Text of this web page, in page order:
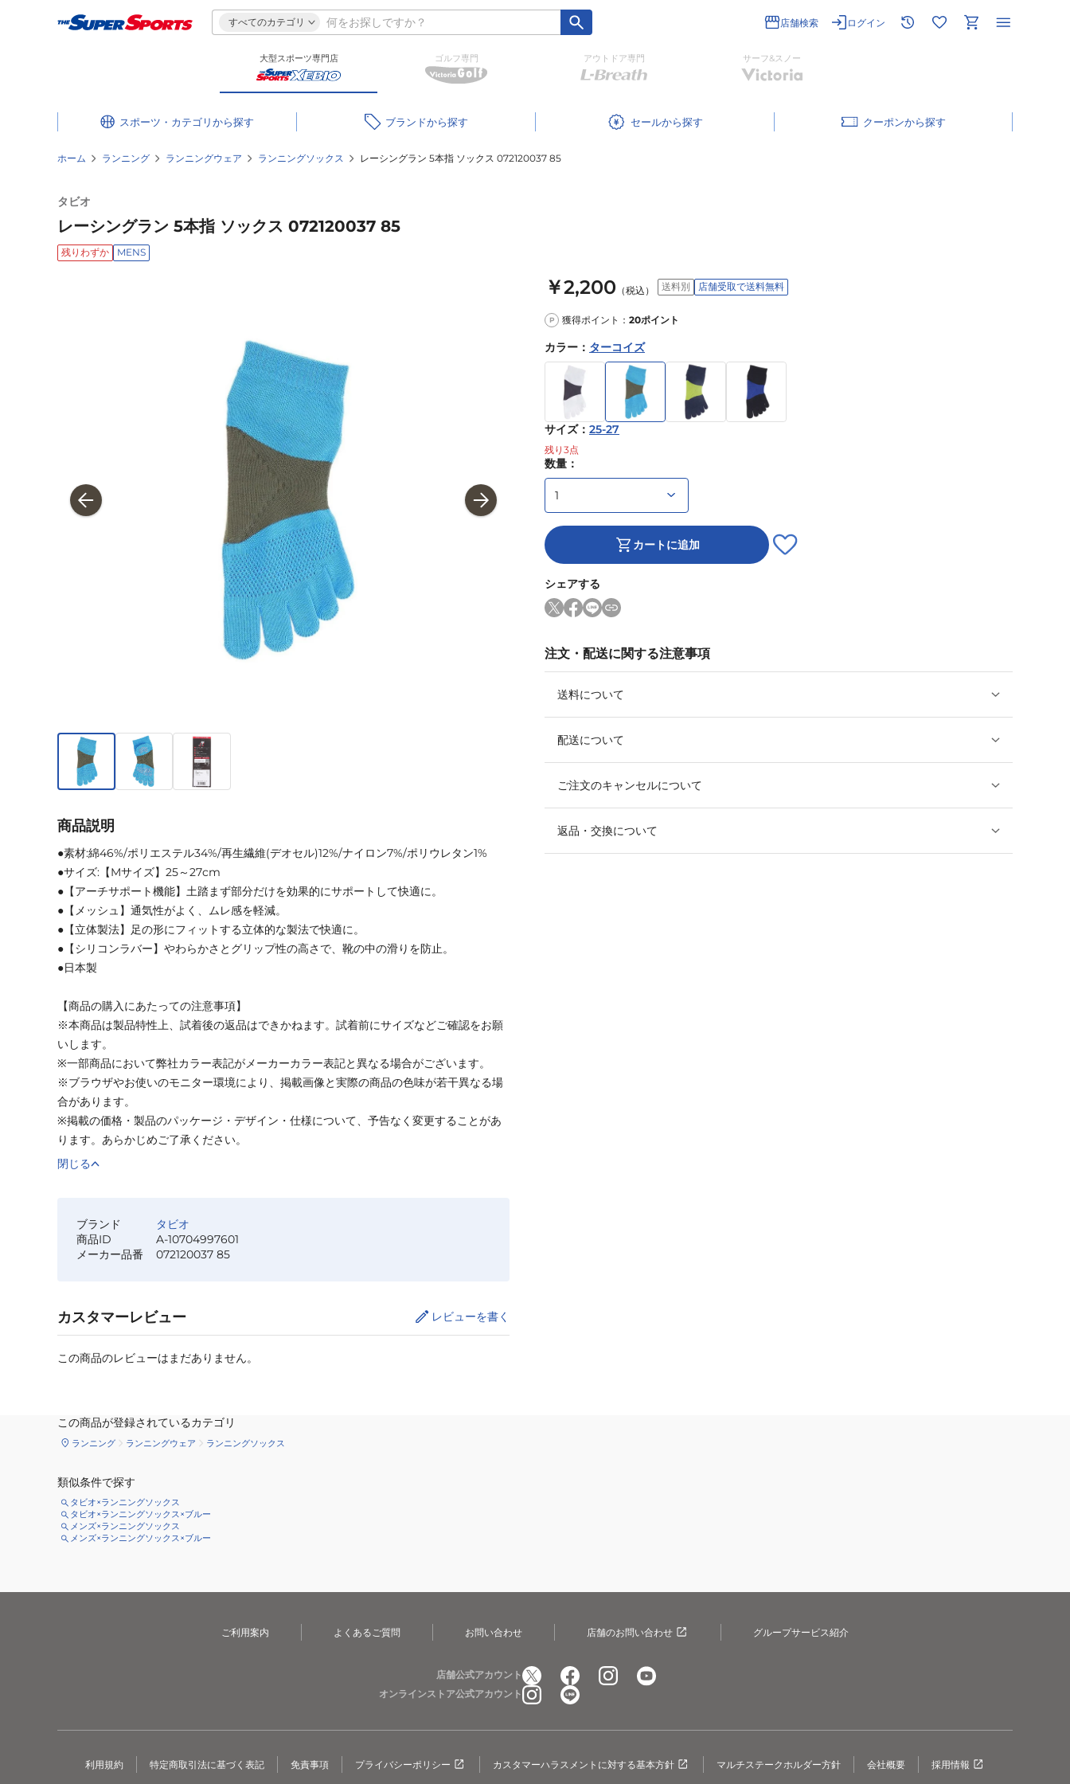
すべてのカテゴリ 店舗検索 ログイン
大型スポーツ専門店 ゴルフ専門 アウトドア専門 サーフ&スノー
スポーツ・カテゴリ ブランド セール クーポン
ホーム ランニング ランニングウェア ランニングソックス レーシングラン 5本指 ソックス 072120037 85
タビオ
レーシングラン 5本指 ソックス 072120037 85
残りわずか MENS
￥2,200 （税込） 送料別 店舗受取で送料無料
P 獲得ポイント： 20ポイント
カラー ： ターコイズ
サイズ： 25-27
残り 3点
数量：
カートに追加
シェアする
注文・配送に関する注意事項
送料について
配送について
ご注文のキャンセルについて
返品・交換について
商品説明
●素材:綿46%/ポリエステル34%/再生繊維(デオセル)12%/ナイロン7%/ポリウレタン1%
●サイズ:【Mサイズ】25～27cm
●【アーチサポート機能】土踏まず部分だけを効果的にサポートして快適に。
●【メッシュ】通気性がよく、ムレ感を軽減。
●【立体製法】足の形にフィットする立体的な製法で快適に。
●【シリコンラバー】やわらかさとグリップ性の高さで、靴の中の滑りを防止。
●日本製
【商品の購入にあたっての注意事項】
※本商品は製品特性上、試着後の返品はできかねます。試着前にサイズなどご確認をお願
いします。
※一部商品において弊社カラー表記がメーカーカラー表記と異なる場合がございます。
※ブラウザやお使いのモニター環境により、掲載画像と実際の商品の色味が若干異なる場
合があります。
※掲載の価格・製品のパッケージ・デザイン・仕様について、予告なく変更することがあ
ります。あらかじめご了承ください。
閉じる
ブランド
タビオ
商品ID
A-10704997601
メーカー品番
072120037 85
カスタマーレビュー レビューを書く
この商品のレビューはまだありません。
この商品が登録されているカテゴリ
ランニング ランニングウェア ランニングソックス
類似条件で探す
タビオ×ランニングソックス
タビオ×ランニングソックス×ブルー
メンズ×ランニングソックス
メンズ×ランニングソックス×ブルー
ご利用案内 よくあるご質問 お問い合わせ 店舗のお問い合わせ グループサービス紹介
店舗公式アカウント
オンラインストア公式アカウント
利用規約 特定商取引法に基づく表記 免責事項 プライバシーポリシー カスタマーハラスメントに対する基本方針 マルチステークホルダー方針 会社概要 採用情報